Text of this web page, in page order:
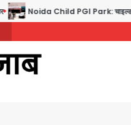
Noida Child PGI Park: चाइल्ड पीजीआई